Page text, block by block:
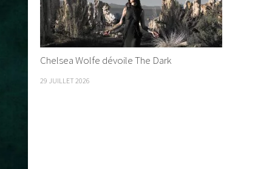
Chelsea Wolfe dévoile The Dark
29 JUILLET 2026